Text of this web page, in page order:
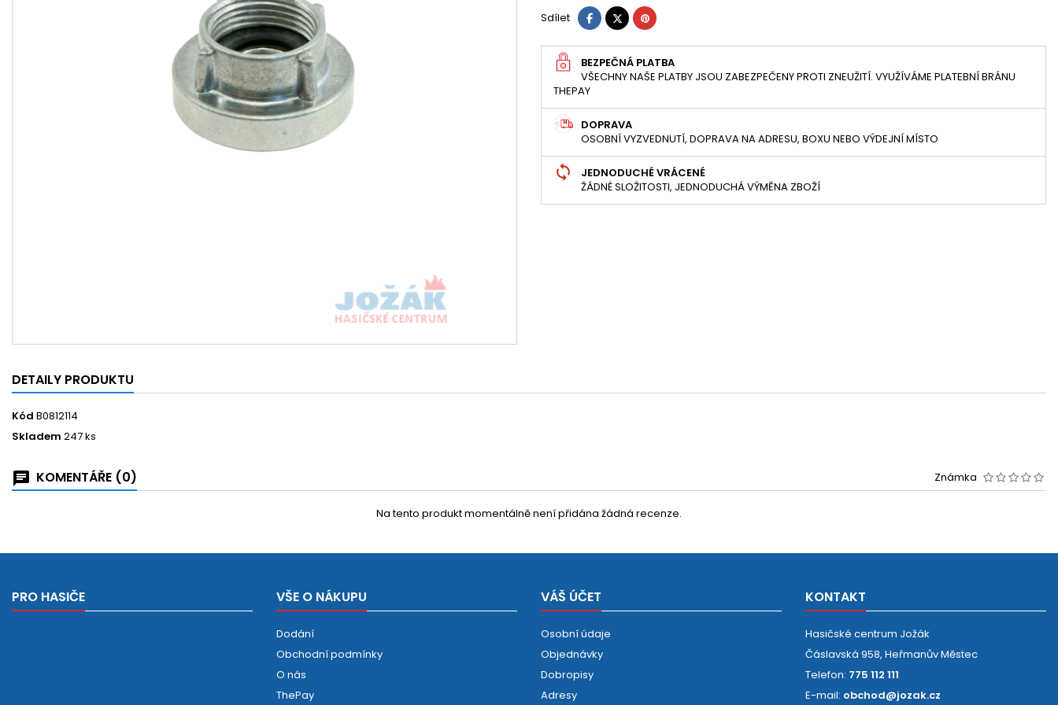
Sdílet SdíletTweetPinterest
BEZPEČNÁ PLATBA
VŠECHNY NAŠE PLATBY JSOU ZABEZPEČENY PROTI ZNEUŽITÍ. VYUŽÍVÁME PLATEBNÍ BRÁNU
THEPAY
DOPRAVA
OSOBNÍ VYZVEDNUTÍ, DOPRAVA NA ADRESU, BOXU NEBO VÝDEJNÍ MÍSTO
JEDNODUCHÉ VRÁCENÉ
ŽÁDNÉ SLOŽITOSTI, JEDNODUCHÁ VÝMĚNA ZBOŽÍ
DETAILY PRODUKTU
Kód B0812114
Skladem 247 ks
KOMENTÁŘE (0) Známka
Na tento produkt momentálně není přidána žádná recenze.
PRO HASIČE VŠE O NÁKUPU
Dodání
Obchodní podmínky
O nás
ThePay
VÁŠ ÚČET
Osobní údaje
Objednávky
Dobropisy
Adresy
KONTAKT
Hasičské centrum Jožák
Čáslavská 958, Heřmanův Městec
Telefon: 775 112 111
E-mail: obchod@jozak.cz